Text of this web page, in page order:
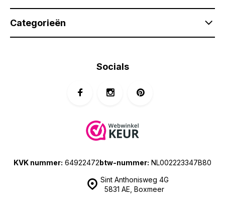
Categorieën
Sint Anthonisweg 4G
5831 AE, Boxmeer
KVK nummer: 64922472btw-nummer: NL002223347B80
Socials